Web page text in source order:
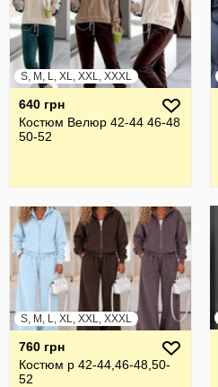
S, M, L, XL, XXL, XXXL
640 грн
Костюм Велюр 42-44 46-48
50-52
S, M, L, XL, XXL, XXXL
760 грн
Костюм р 42-44,46-48,50-
52